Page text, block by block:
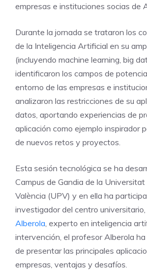
empresas e instituciones socias de
Durante la jornada se trataron los
de la Inteligencia Artificial en su
(incluyendo machine learning, big
identificaron los campos de
entorno de las empresas e
analizaron las restricciones de su
datos, aportando experiencias de
aplicación como ejemplo inspirador
de nuevos retos y proyectos.
Esta sesión tecnológica se ha
Campus de Gandia de la
València (UPV) y en ella ha
investigador del centro universitario,
Alberola , experto en inteligencia
intervención, el profesor Alberola
de presentar las principales
empresas, ventajas y desafíos.